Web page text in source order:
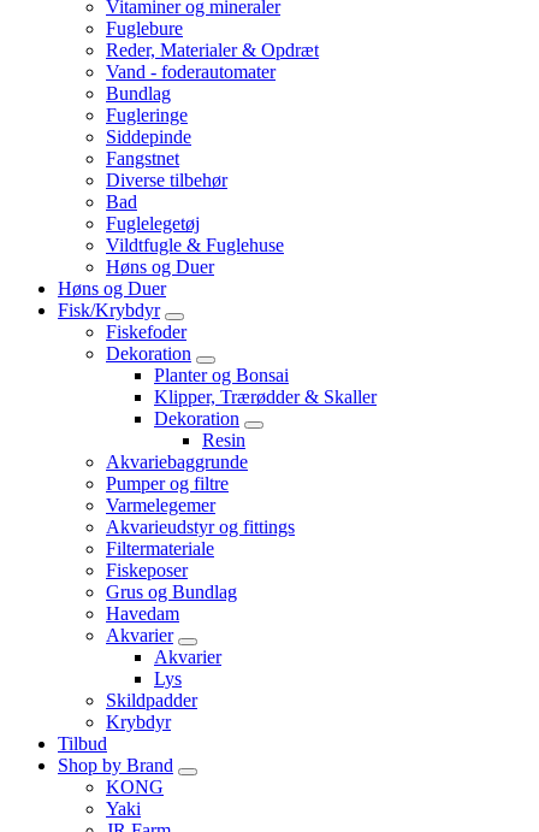
Vitaminer og mineraler
Fuglebure
Reder, Materialer & Opdræt
Vand - foderautomater
Bundlag
Fugleringe
Siddepinde
Fangstnet
Diverse tilbehør
Bad
Fuglelegetøj
Vildtfugle & Fuglehuse
Høns og Duer
Høns og Duer
Fisk/Krybdyr
Fiskefoder
Dekoration
Planter og Bonsai
Klipper, Trærødder & Skaller
Dekoration
Resin
Akvariebaggrunde
Pumper og filtre
Varmelegemer
Akvarieudstyr og fittings
Filtermateriale
Fiskeposer
Grus og Bundlag
Havedam
Akvarier
Akvarier
Lys
Skildpadder
Krybdyr
Tilbud
Shop by Brand
KONG
Yaki